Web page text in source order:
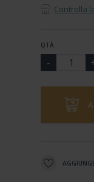
Controlla
QTÀ